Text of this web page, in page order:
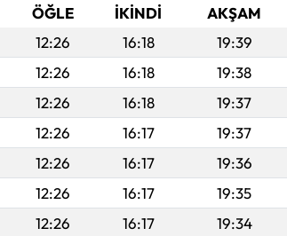
ÖĞLE İKINDI AKŞAM
12:26 16:18 19:39
12:26 16:18 19:38
12:26 16:18 19:37
12:26 16:17 19:37
12:26 16:17 19:36
12:26 16:17 19:35
12:26 16:17 19:34